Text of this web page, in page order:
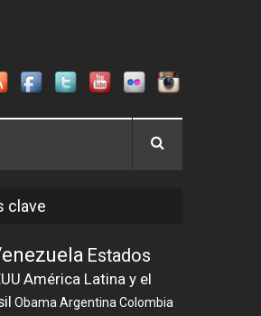
clave
Estados
América Latina y el
Obama Argentina Colombia